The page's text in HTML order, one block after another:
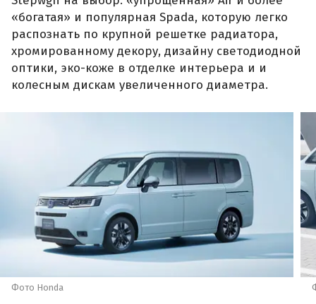
«богатая» и популярная Spada, которую легко
распознать по крупной решетке радиатора,
хромированному декору, дизайну светодиодной
оптики, эко-коже в отделке интерьера и и
колесным дискам увеличенного диаметра.
Фото Honda